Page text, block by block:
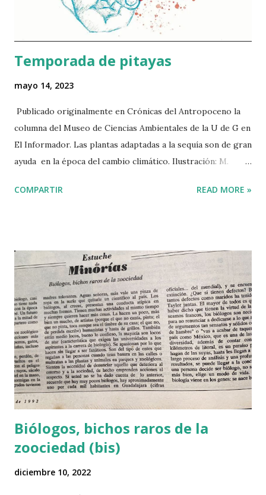
temporada de la serie The White Lotus (2022). ​ El nopal
resultó ser engañosamente univ...
Temporada de pitayas
mayo 14, 2023
Publicado originalmente en Crónicas del Antropoceno la
columna del Museo de Ciencias Ambientales de la U de G en
El Informador. Las plantas adaptadas a la sequía son de gran
ayuda en la época del cambio climático. Ilustración: M.
particularmente severa no sólo invita a irse los fines de
deliciosas de tonos brillantes y atractivos de rojo, violeta,
rosa mexicano y amarillo. Además de endulzarnos la
primavera, la temporada de pitayas brinda oportunidades
para reflexionar sobre el origen de los alimentos y nuestra
relación con la naturaleza. Por ejemplo, ¿te has preguntado
de dónde traen las verduras y frutas que compras en el
tianguis o el supermercado y cuál es el impacto ambiental
de su producción? El desmonte para establecer parcelas
de cultivo,...
COMPARTIR READ MORE »
Biólogos, bichos raros de la
zoociedad (bis)
diciembre 10, 2022